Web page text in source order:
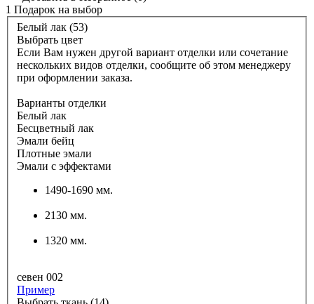
1 Подарок на выбор
Белый лак (53)
Выбрать цвет
Если Вам нужен другой вариант отделки или сочетание
нескольких видов отделки, сообщите об этом менеджеру
при оформлении заказа.
Варианты отделки
Белый лак
Бесцветный лак
Эмали бейц
Плотные эмали
Эмали с эффектами
1490-1690 мм.
2130 мм.
1320 мм.
севен 002
Пример